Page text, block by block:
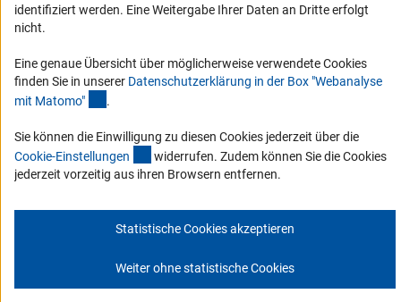
Zum Newsletter
© 2026 DFG
Service
identifiziert werden. Eine Weitergabe Ihrer Daten an Dritte erfolgt
nicht.
Eine genaue Übersicht über möglicherweise verwendete Cookies
finden Sie in unserer Datenschutzerklärung in der Box "Webanalyse
mit Matomo" .
Sie können die Einwilligung zu diesen Cookies jederzeit über die
Cookie-Einstellungen (interner Link)
widerrufen. Zudem können Sie die Cookies
jederzeit vorzeitig aus ihren Browsern entfernen.
Statistische Cookies akzeptieren
Weiter ohne statistische Cookies